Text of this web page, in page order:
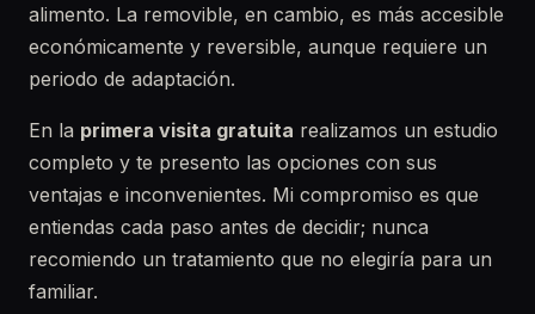
alimento. La removible, en cambio, es más accesible
económicamente y reversible, aunque requiere un
periodo de adaptación.
En la primera visita gratuita realizamos un estudio
completo y te presento las opciones con sus
ventajas e inconvenientes. Mi compromiso es que
entiendas cada paso antes de decidir; nunca
recomiendo un tratamiento que no elegiría para un
familiar.